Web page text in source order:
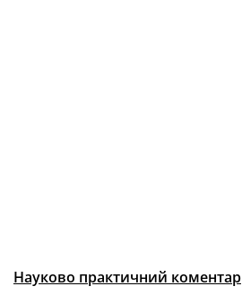
Науково практичний коментар